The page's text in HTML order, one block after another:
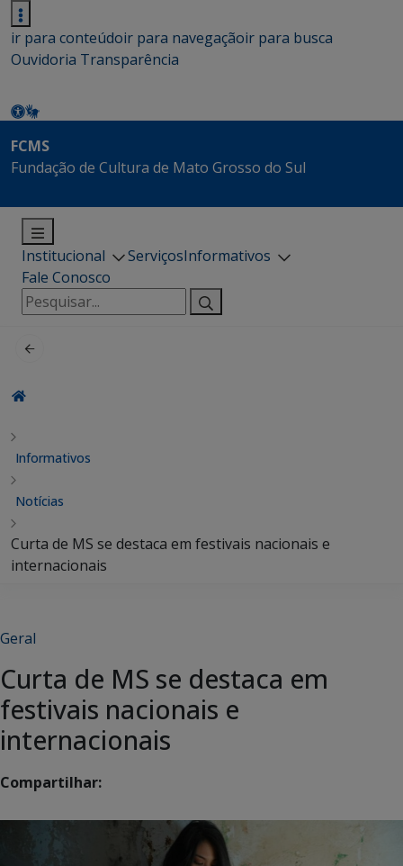
ir para conteúdoir para navegaçãoir para busca
Ouvidoria Transparência
FCMS
Fundação de Cultura de Mato Grosso do Sul
Institucional ServiçosInformativos
Fale Conosco
Pesquisar
por:
Informativos
Notícias
Curta de MS se destaca em festivais nacionais e
internacionais
Geral
Curta de MS se destaca em
festivais nacionais e
internacionais
Compartilhar: